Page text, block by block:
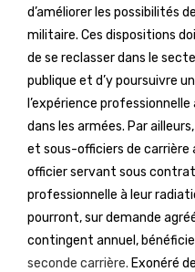
d’améliorer les possibilités
militaire. Ces dispositions
de se reclasser dans le
publique et d’y poursuivre
l’expérience
dans les armées. Par
et sous-officiers de carrière
officier servant sous
professionnelle à leur
pourront, sur demande
contingent annuel,
seconde carrière. Exonéré